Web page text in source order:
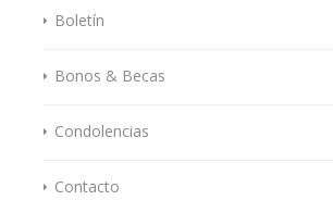
Boletín
Bonos & Becas
Condolencias
Contacto